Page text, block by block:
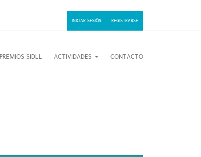
INICIAR SESIÓN REGISTRARSE
PREMIOS SIDLL ACTIVIDADES CONTACTO